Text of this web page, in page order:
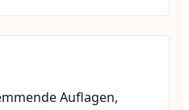
Auflagen,